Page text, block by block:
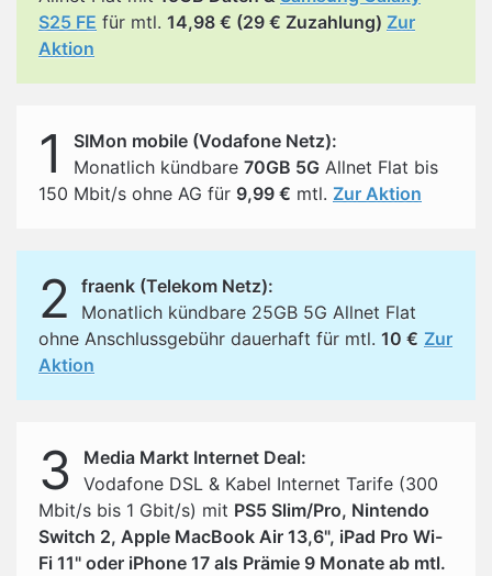
S25 FE für mtl. 14,98 € (29 € Zuzahlung) Zur
Aktion
1
SIMon mobile (Vodafone Netz):
Monatlich kündbare 70GB 5G Allnet Flat bis
150 Mbit/s ohne AG für 9,99 € mtl. Zur Aktion
2
fraenk (Telekom Netz):
Monatlich kündbare 25GB 5G Allnet Flat
ohne Anschlussgebühr dauerhaft für mtl. 10 € Zur
Aktion
3
Media Markt Internet Deal:
Vodafone DSL & Kabel Internet Tarife (300
Mbit/s bis 1 Gbit/s) mit PS5 Slim/Pro, Nintendo
Switch 2, Apple MacBook Air 13,6", iPad Pro Wi-
Fi 11" oder iPhone 17 als Prämie 9 Monate ab mtl.